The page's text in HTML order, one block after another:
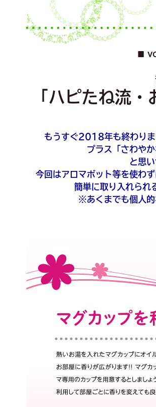
「ハピたね流・
もうすぐ2018年も終わりま
プラス「さわや
と思
今回はアロマポット等を使わ
簡単に取り入れられ
※あくまでも個人的